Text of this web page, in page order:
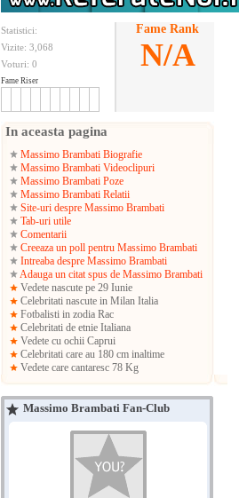
Statistici:
Vizite: 3,068
Voturi: 0
Fame Riser
Fame Rank
N/A
In aceasta pagina
Massimo Brambati Biografie
Massimo Brambati Videoclipuri
Massimo Brambati Poze
Massimo Brambati Relatii
Site-uri despre Massimo Brambati
Tab-uri utile
Comentarii
Creeaza un poll pentru Massimo Brambati
Intreaba despre Massimo Brambati
Adauga un citat spus de Massimo Brambati
Vedete nascute pe 29 Iunie
Celebritati nascute in Milan Italia
Fotbalisti in zodia Rac
Celebritati de etnie Italiana
Vedete cu ochii Caprui
Celebritati care au 180 cm inaltime
Vedete care cantaresc 78 Kg
Massimo Brambati Fan-Club